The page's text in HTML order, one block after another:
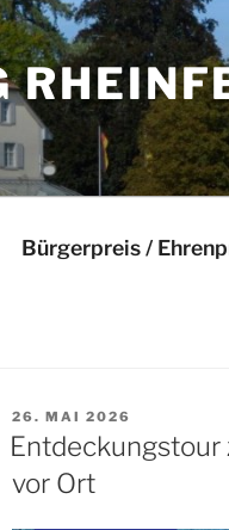
Bürgerpreis /
VERÖFFENTLICHT
AM
26. MAI 2026
vor Ort